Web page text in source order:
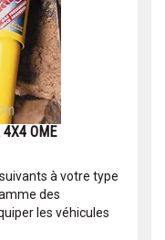
OME
à votre type
des
les véhicules